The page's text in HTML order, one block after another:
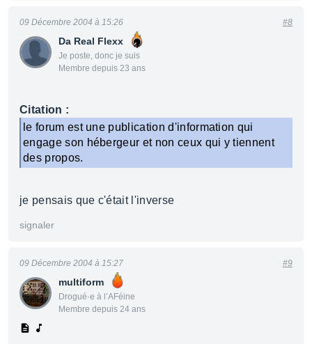
Da Real Flexx
Je poste, donc je suis
Membre depuis 23 ans
09 Décembre 2004 à 15:26 #8
Citation :
le forum est une publication d'information qui
engage son hébergeur et non ceux qui y tiennent
des propos.
je pensais que c'était l'inverse
signaler
multiform
Drogué·e à l’AFéine
Membre depuis 24 ans
09 Décembre 2004 à 15:27 #9